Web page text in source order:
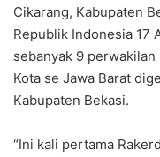
Cikarang, Kabupaten
Republik Indonesia 17
sebanyak 9
Kota se Jawa Barat
Kabupaten Bekasi.
“Ini kali pertama